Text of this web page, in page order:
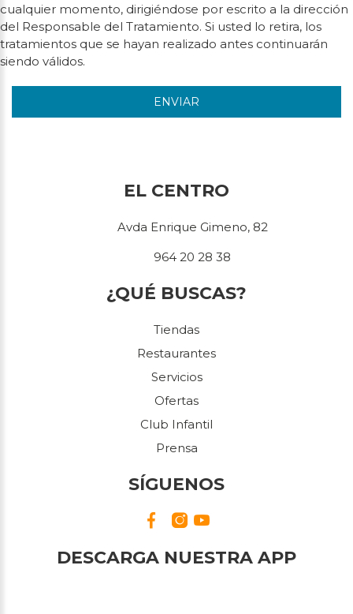
cualquier momento, dirigiéndose por escrito a la dirección
del Responsable del Tratamiento. Si usted lo retira, los
tratamientos que se hayan realizado antes continuarán
siendo válidos.
ENVIAR
EL CENTRO
Avda Enrique Gimeno, 82
964 20 28 38
¿QUÉ BUSCAS?
Tiendas
Restaurantes
Servicios
Ofertas
Club Infantil
Prensa
SÍGUENOS
DESCARGA NUESTRA APP